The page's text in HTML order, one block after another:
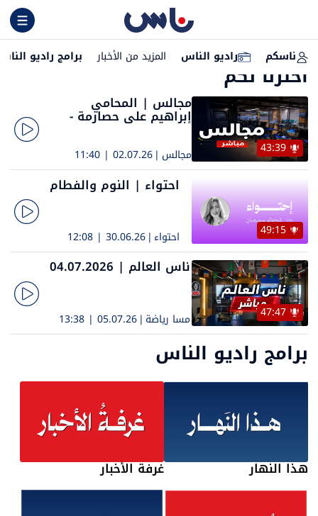
ناسكم راديو الناس المزيد من الأخبار برامج راديو
اخترنا لكم
43:39
مجالس | المحامي
إبراهيم علي حصارمة -
رئيس مجلس محلي البعنة
مجالس |
02.07.26 | 11:40
49:15
احتواء | النوم والفطام
احتواء |
30.06.26 | 12:08
47:47
ناس العالم | 04.07.2026
مسا رياضة |
05.07.26 | 13:38
برامج راديو الناس
هذا النهار غرفة الأخبار